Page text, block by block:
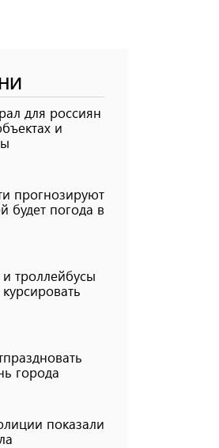
для россиян
и
прогнозируют
будет погода в
троллейбусы
города
показали